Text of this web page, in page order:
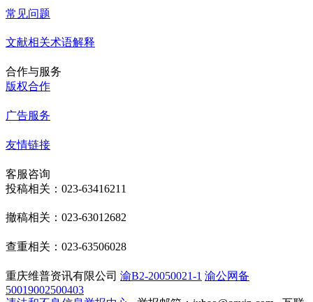
常见问题
文献相关术语解释
合作与服务
版权合作
广告服务
友情链接
客服咨询
投稿相关：023-63416211
撤稿相关：023-63012682
查重相关：023-63506028
重庆维普资讯有限公司 渝B2-20050021-1 渝公网备
50019002500403